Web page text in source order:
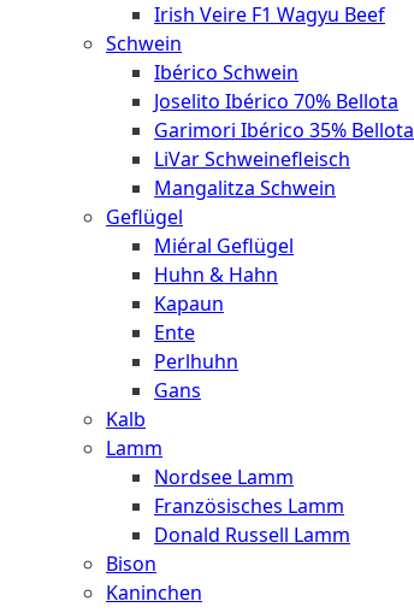
Irish Veire F1 Wagyu Beef
Schwein
Ibérico Schwein
Joselito Ibérico 70% Bellota
Garimori Ibérico 35% Bellota
LiVar Schweinefleisch
Mangalitza Schwein
Geflügel
Miéral Geflügel
Huhn & Hahn
Kapaun
Ente
Perlhuhn
Gans
Kalb
Lamm
Nordsee Lamm
Französisches Lamm
Donald Russell Lamm
Bison
Kaninchen